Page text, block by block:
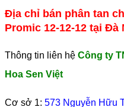
Địa chỉ bán phân tan
Promic 12-12-12 tại Đà
Thông tin liên hệ Công ty
Hoa Sen Việt
Cơ sở 1: 573 Nguyễn Hữu